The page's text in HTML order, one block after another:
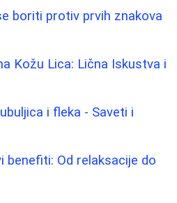
boriti protiv prvih znakova
Kožu Lica: Lična Iskustva i
i fleka - Saveti i
benefiti: Od relaksacije do